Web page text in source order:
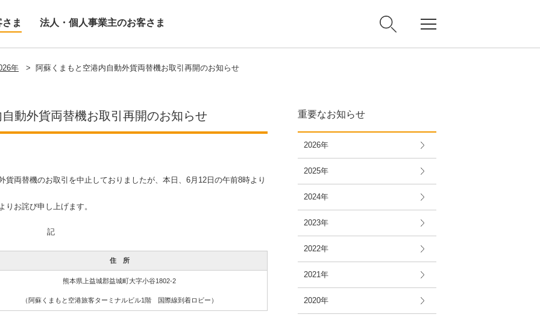
ま 法人・個人事業主のお客さま
年 > 阿蘇くまもと空港内自動外貨両替機お取引再開のお知らせ
動外貨両替機お取引再開のお知らせ
両替機のお取引を中止しておりましたが、本日、6月12日の午前8時より
お詫び申し上げます。
記
住 所
熊本県上益城郡益城町大字小谷1802-2
（阿蘇くまもと空港旅客ターミナルビル1階 国際線到着ロビー）
重要なお知らせ
2026年
2025年
2024年
2023年
2022年
2021年
2020年